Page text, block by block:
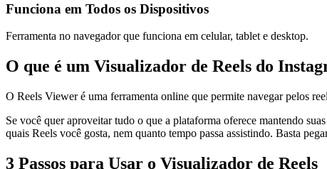
Funciona em Todos os Dispositivos
Ferramenta no navegador que funciona em celular, tablet e desktop.
O que é um Visualizador de Reels do
O Reels Viewer é uma ferramenta online que permite navegar pelos
Se você quer aproveitar tudo o que a plataforma oferece mantendo
quais Reels você gosta, nem quanto tempo passa assistindo. Basta
3 Passos para Usar o Visualizador de Reels